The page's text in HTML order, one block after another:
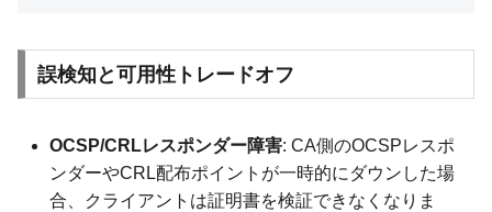
誤検知と可用性トレードオフ
OCSP/CRLレスポンダー障害: CA側のOCSPレスポ
ンダーやCRL配布ポイントが一時的にダウンした場
合、クライアントは証明書を検証できなくなりま